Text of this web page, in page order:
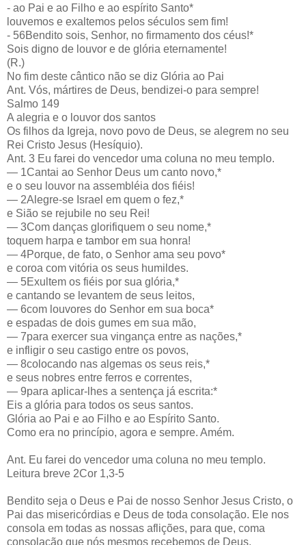
- ao Pai e ao Filho e ao espírito Santo*
louvemos e exaltemos pelos séculos sem fim!
- 56Bendito sois, Senhor, no firmamento dos céus!*
Sois digno de louvor e de glória eternamente!
(R.)
No fim deste cântico não se diz Glória ao Pai
Ant. Vós, mártires de Deus, bendizei-o para sempre!
Salmo 149
A alegria e o louvor dos santos
Os filhos da Igreja, novo povo de Deus, se alegrem no seu
Rei Cristo Jesus (Hesíquio).
Ant. 3 Eu farei do vencedor uma coluna no meu templo.
— 1Cantai ao Senhor Deus um canto novo,*
e o seu louvor na assembléia dos fiéis!
— 2Alegre-se Israel em quem o fez,*
e Sião se rejubile no seu Rei!
— 3Com danças glorifiquem o seu nome,*
toquem harpa e tambor em sua honra!
— 4Porque, de fato, o Senhor ama seu povo*
e coroa com vitória os seus humildes.
— 5Exultem os fiéis por sua glória,*
e cantando se levantem de seus leitos,
— 6com louvores do Senhor em sua boca*
e espadas de dois gumes em sua mão,
— 7para exercer sua vingança entre as nações,*
e infligir o seu castigo entre os povos,
— 8colocando nas algemas os seus reis,*
e seus nobres entre ferros e correntes,
— 9para aplicar-lhes a sentença já escrita:*
Eis a glória para todos os seus santos.
Glória ao Pai e ao Filho e ao Espírito Santo.
Como era no princípio, agora e sempre. Amém.
Ant. Eu farei do vencedor uma coluna no meu templo.
Leitura breve 2Cor 1,3-5
Bendito seja o Deus e Pai de nosso Senhor Jesus Cristo, o
Pai das misericórdias e Deus de toda consolação. Ele nos
consola em todas as nossas aflições, para que, coma
consolação que nós mesmos recebemos de Deus,